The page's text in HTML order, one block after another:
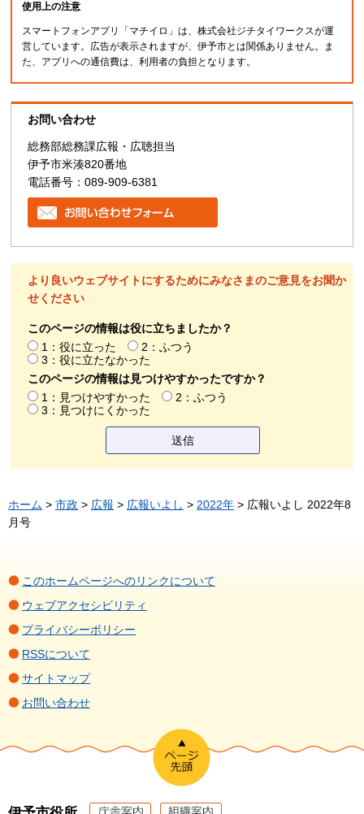
使用上の注意
スマートフォンアプリ「マチイロ」は、株式会社ジチタイワークスが運
営しています。広告が表示されますが、伊予市とは関係ありません。ま
た、アプリへの通信費は、利用者の負担となります。
お問い合わせ
総務部総務課広報・広聴担当
伊予市米湊820番地
電話番号：089-909-6381
より良いウェブサイトにするためにみなさまのご意見をお聞か
せください
このページの情報は役に立ちましたか？
1：役に立った
2：ふつう
3：役に立たなかった
このページの情報は見つけやすかったですか？
1：見つけやすかった
2：ふつう
3：見つけにくかった
ホーム > 市政 > 広報 > 広報いよし > 2022年 > 広報いよし 2022年8
月号
このホームページへのリンクについて
ウェブアクセシビリティ
プライバシーポリシー
RSSについて
サイトマップ
お問い合わせ